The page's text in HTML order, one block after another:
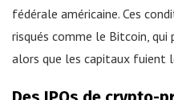
fédérale américaine. Ces
risqués comme le Bitcoin, qui
alors que les capitaux fuient